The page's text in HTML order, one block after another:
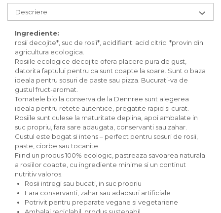
Ingrediente bio pentru copt
Masline bio si antipasti
Antipasti bio
Masline bio
Pesto bio
Musli si terci
Fulgi din cereale bio
Musli bio
Terci bio
Orez bio si leguminoase
Legume bio
Legume bio in conserva
Orez bio
Paste si fidea
Paste bio din emmer
Paste bio din grau
Paste bio din spelta
Descriere
Ingrediente:
rosii decojite*, suc de rosii*, acidifiant: acid citric. *provin din
agricultura ecologica.
Rosiile ecologice decojite ofera placere pura de gust,
datorita faptului pentru ca sunt coapte la soare. Sunt o baza
ideala pentru sosuri de paste sau pizza. Bucurati-va de
gustul fruct-aromat.
Tomatele bio la conserva de la Dennree sunt alegerea
ideala pentru retete autentice, pregatite rapid si curat.
Rosiile sunt culese la maturitate deplina, apoi ambalate in
suc propriu, fara sare adaugata, conservanti sau zahar.
Gustul este bogat si intens – perfect pentru sosuri de rosii,
paste, ciorbe sau tocanite.
Fiind un produs 100% ecologic, pastreaza savoarea naturala
a rosiilor coapte, cu ingrediente minime si un continut
nutritiv valoros.
Rosii intregi sau bucati, in suc propriu
Fara conservanti, zahar sau adaosuri artificiale
Potrivit pentru preparate vegane si vegetariene